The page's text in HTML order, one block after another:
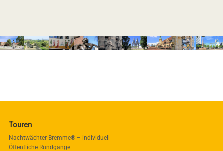
Touren
Nachtwächter Bremme® – individuell
Öffentliche Rundgänge